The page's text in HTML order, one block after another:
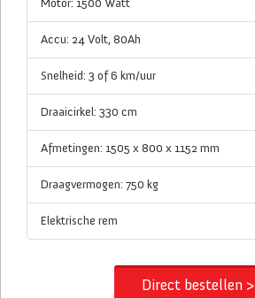
Motor: 1500 Watt
Accu: 24 Volt, 80Ah
Snelheid: 3 of 6 km/uur
Draaicirkel: 330 cm
Afmetingen: 1505 x 800 x 1152 mm
Draagvermogen: 750 kg
Elektrische rem
Direct bestellen >